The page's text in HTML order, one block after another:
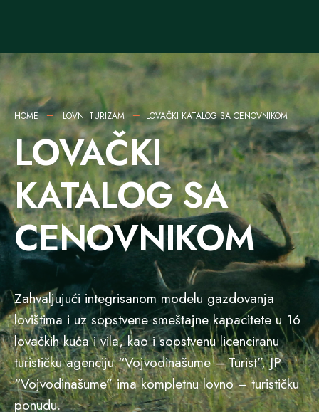
HOME LOVNI TURIZAM LOVAČKI KATALOG SA CENOVNIKOM
LOVAČKI
KATALOG SA
CENOVNIKOM
Zahvaljujući integrisanom modelu gazdovanja
lovištima i uz sopstvene smeštajne kapacitete u 16
lovačkih kuća i vila, kao i sopstvenu licenciranu
turističku agenciju “Vojvodinašume – Turist”, JP
“Vojvodinašume” ima kompletnu lovno – turističku
ponudu.